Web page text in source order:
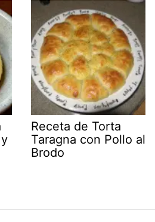
Receta de Torta
Taragna con Pollo al
Brodo